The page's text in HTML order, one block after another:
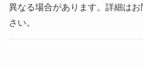
異なる場合があります。詳細は
さい。